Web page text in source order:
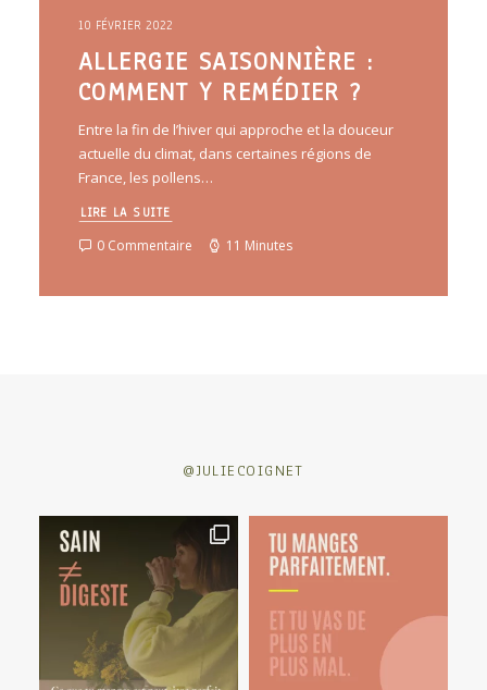
10 FÉVRIER 2022
ALLERGIE SAISONNIÈRE :
COMMENT Y REMÉDIER ?
Entre la fin de l’hiver qui approche et la douceur
actuelle du climat, dans certaines régions de
France, les pollens…
LIRE LA SUITE
0 Commentaire 11 Minutes
@JULIECOIGNET